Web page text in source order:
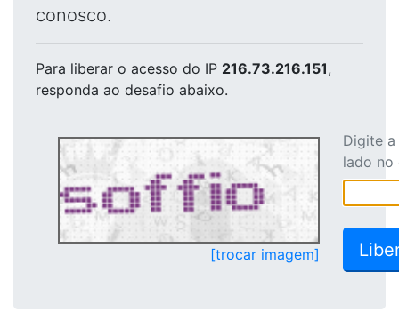
conosco.
Para liberar o acesso do IP 216.73.216.151,
responda ao desafio abaixo.
[trocar imagem]
Digite
lado no